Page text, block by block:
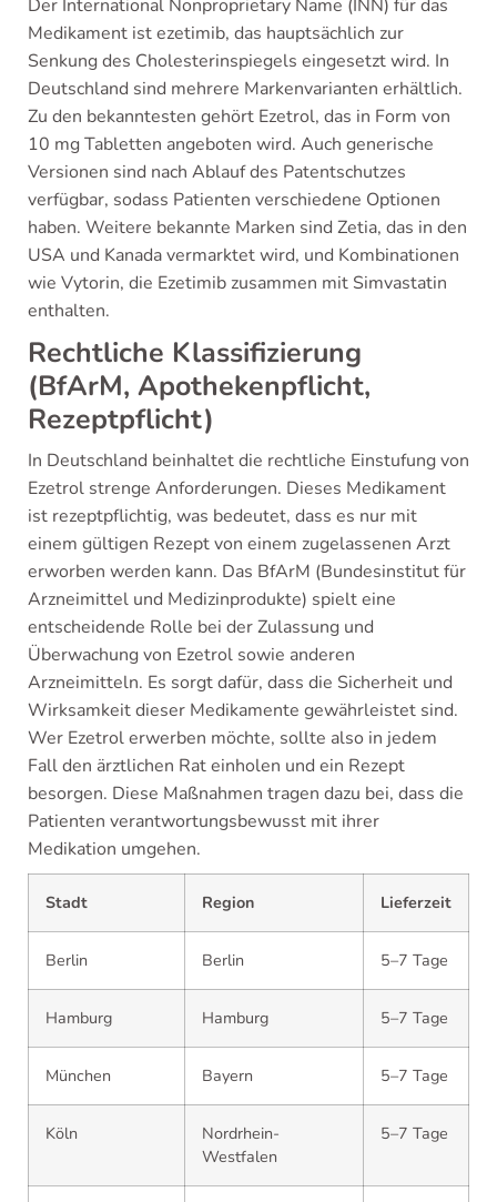
Der International Nonproprietary Name (INN) für das
Medikament ist ezetimib, das hauptsächlich zur
Senkung des Cholesterinspiegels eingesetzt wird. In
Deutschland sind mehrere Markenvarianten erhältlich.
Zu den bekanntesten gehört Ezetrol, das in Form von
10 mg Tabletten angeboten wird. Auch generische
Versionen sind nach Ablauf des Patentschutzes
verfügbar, sodass Patienten verschiedene Optionen
haben. Weitere bekannte Marken sind Zetia, das in den
USA und Kanada vermarktet wird, und Kombinationen
wie Vytorin, die Ezetimib zusammen mit Simvastatin
enthalten.
Rechtliche Klassifizierung
(BfArM, Apothekenpflicht,
Rezeptpflicht)
In Deutschland beinhaltet die rechtliche Einstufung von
Ezetrol strenge Anforderungen. Dieses Medikament
ist rezeptpflichtig, was bedeutet, dass es nur mit
einem gültigen Rezept von einem zugelassenen Arzt
erworben werden kann. Das BfArM (Bundesinstitut für
Arzneimittel und Medizinprodukte) spielt eine
entscheidende Rolle bei der Zulassung und
Überwachung von Ezetrol sowie anderen
Arzneimitteln. Es sorgt dafür, dass die Sicherheit und
Wirksamkeit dieser Medikamente gewährleistet sind.
Wer Ezetrol erwerben möchte, sollte also in jedem
Fall den ärztlichen Rat einholen und ein Rezept
besorgen. Diese Maßnahmen tragen dazu bei, dass die
Patienten verantwortungsbewusst mit ihrer
Medikation umgehen.
Stadt Region Lieferzeit
Berlin Berlin 5–7 Tage
Hamburg Hamburg 5–7 Tage
München Bayern 5–7 Tage
Köln
Nordrhein-
Westfalen
5–7 Tage